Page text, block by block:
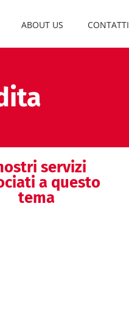
ABOUT US CONTATTI
servizi
a questo
tema